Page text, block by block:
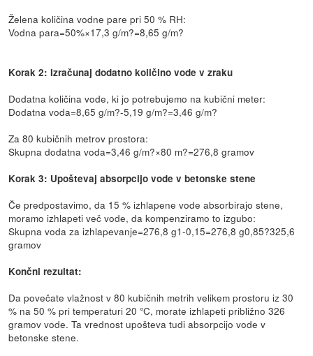
Želena količina vodne pare pri 50 % RH:
Vodna para=50%×17,3 g/m?=8,65 g/m?
Korak 2: Izračunaj dodatno količino vode v zraku
Dodatna količina vode, ki jo potrebujemo na kubični meter:
Dodatna voda=8,65 g/m?-5,19 g/m?=3,46 g/m?
Za 80 kubičnih metrov prostora:
Skupna dodatna voda=3,46 g/m?×80 m?=276,8 gramov
Korak 3: Upoštevaj absorpcijo vode v betonske stene
Če predpostavimo, da 15 % izhlapene vode absorbirajo stene,
moramo izhlapeti več vode, da kompenziramo to izgubo:
Skupna voda za izhlapevanje=276,8 g1-0,15=276,8 g0,85?325,6
gramov
Končni rezultat:
Da povečate vlažnost v 80 kubičnih metrih velikem prostoru iz 30
% na 50 % pri temperaturi 20 °C, morate izhlapeti približno 326
gramov vode. Ta vrednost upošteva tudi absorpcijo vode v
betonske stene.